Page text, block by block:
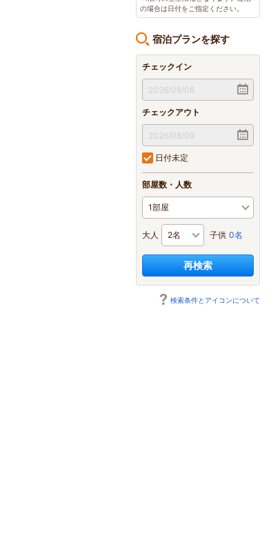
の場合は日付をご指定ください。
宿泊プランを探す
チェックイン
チェックアウト
日付未定
部屋数・人数
大人 子供 0名
再検索
検索条件とアイコンについて